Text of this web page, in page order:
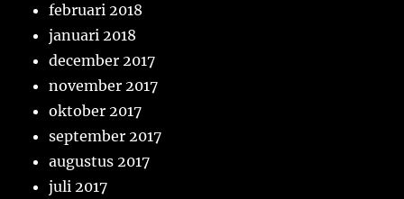
februari 2018
januari 2018
december 2017
november 2017
oktober 2017
september 2017
augustus 2017
juli 2017